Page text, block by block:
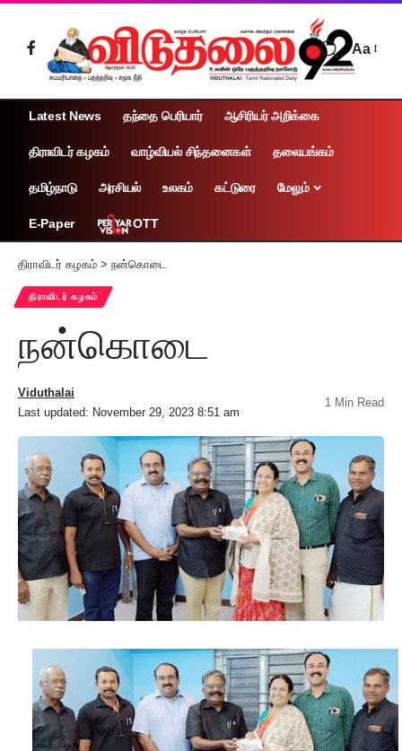
Aa
Latest News தந்தை பெரியார் ஆசிரியர் அறிக்கை
திராவிடர் கழகம் வாழ்வியல் சிந்தனைகள் தலையங்கம்
தமிழ்நாடு அரசியல் உலகம் கட்டுரை மேலும்
E-Paper OTT
திராவிடர் கழகம் > நன்கொடை
திராவிடர் கழகம்
நன்கொடை
Last updated: November 29, 2023 8:51 am
Viduthalai
1 Min Read